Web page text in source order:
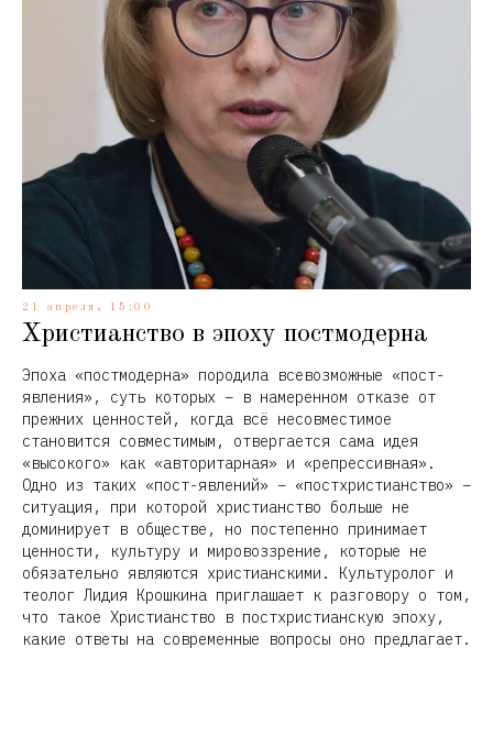
21 апреля, 15:00
Христианство в эпоху постмодерна
Эпоха «постмодерна» породила всевозможные «пост-
явления», суть которых – в намеренном отказе от
прежних ценностей, когда всё несовместимое
становится совместимым, отвергается сама идея
«высокого» как «авторитарная» и «репрессивная».
Одно из таких «пост-явлений» – «постхристианство» –
ситуация, при которой христианство больше не
доминирует в обществе, но постепенно принимает
ценности, культуру и мировоззрение, которые не
обязательно являются христианскими. Культуролог и
теолог Лидия Крошкина приглашает к разговору о том,
что такое Христианство в постхристианскую эпоху,
какие ответы на современные вопросы оно предлагает.